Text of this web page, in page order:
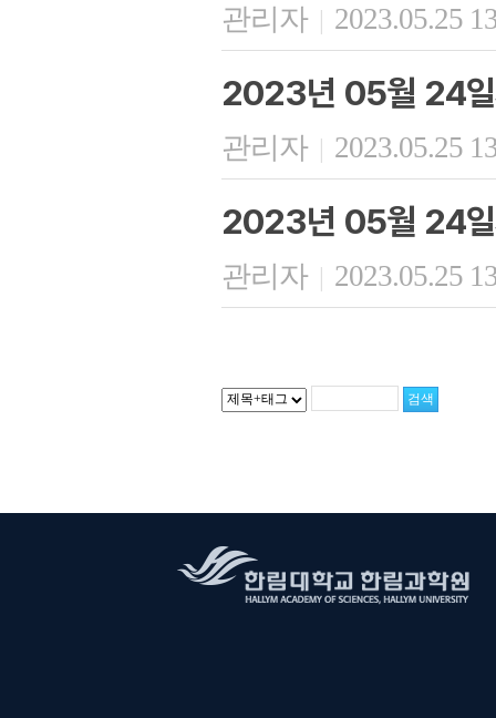
관리자 | 2023.05.25
2023년 05월 24일
관리자 | 2023.05.25
2023년 05월 24일
관리자 | 2023.05.25